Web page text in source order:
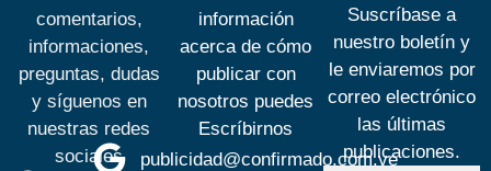
comentarios,
informaciones,
preguntas, dudas
y síguenos en
nuestras redes
sociales
información
acerca de cómo
publicar con
nosotros puedes
Escríbirnos
publicidad@confirmado.com.ve
Suscríbase a
nuestro boletín y
le enviaremos por
correo electrónico
las últimas
publicaciones.